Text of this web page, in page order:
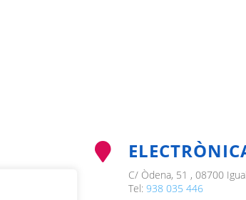

C/ Òdena, 51 , 08700
Tel: 938 035 446